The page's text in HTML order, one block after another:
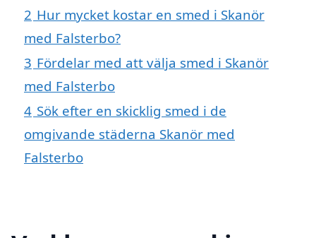
2 Hur mycket kostar en smed i Skanör
med Falsterbo?
3 Fördelar med att välja smed i Skanör
med Falsterbo
4 Sök efter en skicklig smed i de
omgivande städerna Skanör med
Falsterbo